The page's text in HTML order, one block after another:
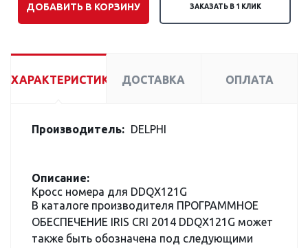
ДОБАВИТЬ В КОРЗИНУ ЗАКАЗАТЬ В 1 КЛИК
ХАРАКТЕРИСТИКИ ДОСТАВКА ОПЛАТА
Производитель: DELPHI
Описание:
Кросс номера для DDQX121G
В каталоге производителя ПРОГРАММНОЕ
ОБЕСПЕЧЕНИЕ IRIS CRI 2014 DDQX121G может
также быть обозначена под следующими